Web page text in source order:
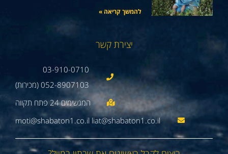
להמשך קריאה »
יצירת קשר
03-910-0710
052-8907103 (מכירות)
moti@shabaton1.co.il liat@shabaton1.co.il